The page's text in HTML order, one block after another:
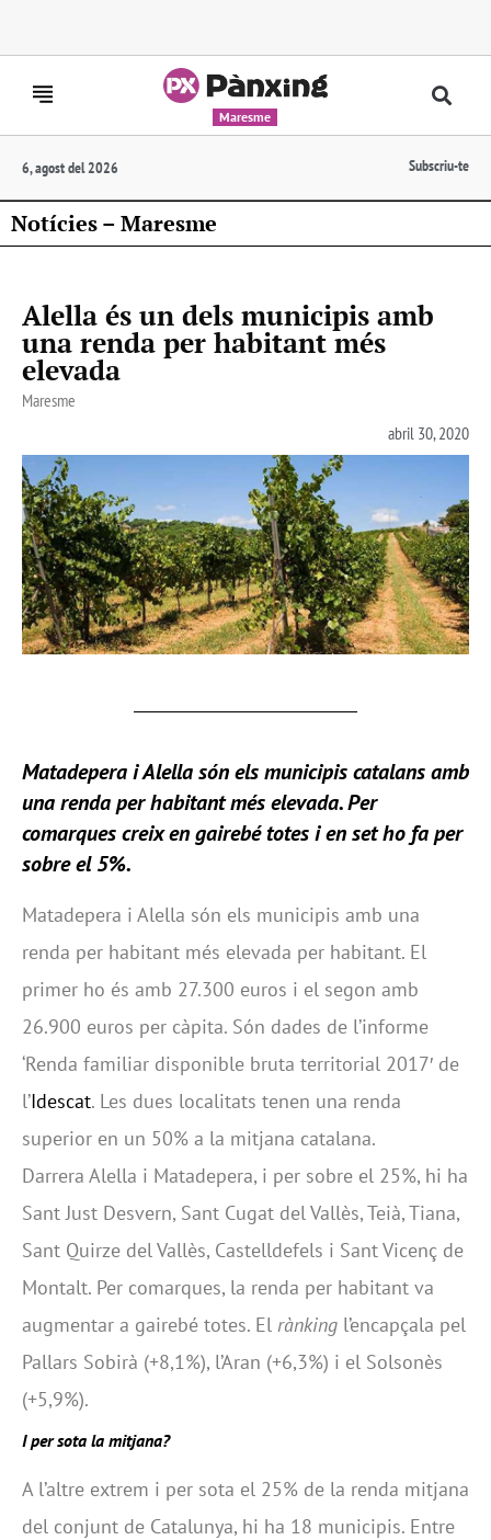
Maresme
6, agost del 2026 Subscriu-te
Notícies – Maresme
Alella és un dels municipis amb
una renda per habitant més
elevada
Maresme
abril 30, 2020
Matadepera i Alella són els municipis catalans amb
una renda per habitant més elevada. Per
comarques creix en gairebé totes i en set ho fa per
sobre el 5%.
Matadepera i Alella són els municipis amb una
renda per habitant més elevada per habitant. El
primer ho és amb 27.300 euros i el segon amb
26.900 euros per càpita. Són dades de l’informe
‘Renda familiar disponible bruta territorial 2017′ de
l’Idescat. Les dues localitats tenen una renda
superior en un 50% a la mitjana catalana.
Darrera Alella i Matadepera, i per sobre el 25%, hi ha
Sant Just Desvern, Sant Cugat del Vallès, Teià, Tiana,
Sant Quirze del Vallès, Castelldefels i Sant Vicenç de
Montalt. Per comarques, la renda per habitant va
augmentar a gairebé totes. El rànking l’encapçala pel
Pallars Sobirà (+8,1%), l’Aran (+6,3%) i el Solsonès
(+5,9%).
I per sota la mitjana?
A l’altre extrem i per sota el 25% de la renda mitjana
del conjunt de Catalunya, hi ha 18 municipis. Entre